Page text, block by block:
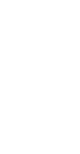
El acuerdo
acuerda el toque
Santa Bárbara de
estrado Barinas,
a una cantante de
músicos, la
coordenadas de
Mientras los
Zorrín, quien se